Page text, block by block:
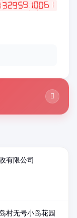
有限公司
村无号小岛花园